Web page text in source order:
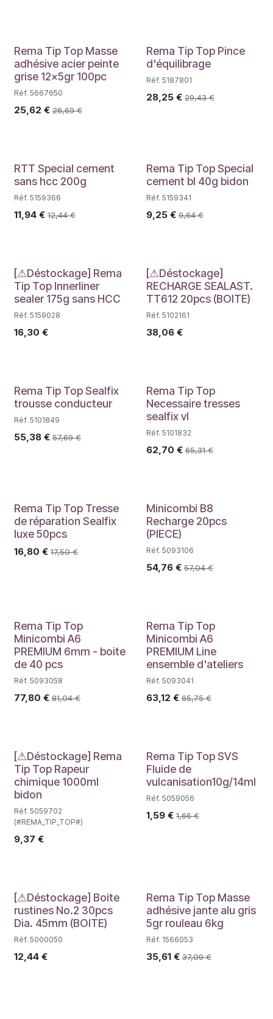
PROMO
Rema Tip Top Masse
adhésive acier peinte
grise 12x5gr 100pc
Réf. 5667650
25,62 € 26,69€
PROMO
Rema Tip Top Pince
d'équilibrage
Réf. 5187801
28,25€ 29,43€
RTT Special cement
sans hcc 200g
Réf. 5159366
11,94 € 12,44€
Rema Tip Top Special
cement bl 40g bidon
Réf. 5159341
9,25€ 9,64€
Déstockage
[⚠Déstockage] Rema
Tip Top Innerliner
sealer 175g sans HCC
Réf. 5159028
16,30 €
Déstockage
[⚠Déstockage]
RECHARGE SEALAST.
TT612 20pcs (BOITE)
Réf. 5102161
38,06€
PROMO
Rema Tip Top Sealfix
trousse conducteur
Réf. 5101849
55,38 € 57,69€
Rema Tip Top
Necessaire tresses
sealfix vl
Réf. 5101832
62,70 € 65,31€
Rema Tip Top Tresse
de réparation Sealfix
luxe 50pcs
16,80 € 17,50€
PROMO
Minicombi B8
Recharge 20pcs
(PIECE)
Réf. 5093106
54,76€ 57,04€
PROMO
Rema Tip Top
Minicombi A6
PREMIUM 6mm - boite
de 40 pcs
Réf. 5093058
77,80 € 81,04€
Rema Tip Top
Minicombi A6
PREMIUM Line
ensemble d'ateliers
Réf. 5093041
63,12 € 65,75€
Déstockage
[⚠Déstockage] Rema
Tip Top Rapeur
chimique 1000ml
bidon
Réf. 5059702
(#REMA_TIP_TOP#)
9,37 €
Rema Tip Top SVS
Fluide de
vulcanisation10g/14ml
Réf. 5059056
1,59€ 1,66€
Déstockage
[⚠Déstockage] Boite
rustines No.2 30pcs
Dia. 45mm (BOITE)
Réf. 5000050
12,44 €
PROMO
Rema Tip Top Masse
adhésive jante alu gris
5gr rouleau 6kg
Réf. 1566053
35,61€ 37,09€